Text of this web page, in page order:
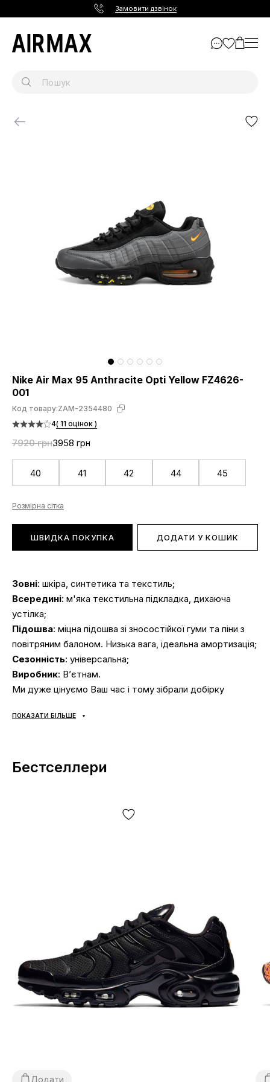
Замовити дзвінок
Nike Air Max 95 Anthracite Opti Yellow FZ4626-
001
Код товару:ZAM-2354480
4( 11 оцінок )
7920 грн3958 грн
40 41 42 44 45
Розмірна сітка
ШВИДКА ПОКУПКА ДОДАТИ У КОШИК
Зовні: шкіра, синтетика та текстиль;
Всередині: м'яка текстильна підкладка, дихаюча
устілка;
Підошва: міцна підошва зі зносостійкої гуми та піни з
повітряним балоном. Низька вага, ідеальна амортизація;
Сезонність: універсальна;
Виробник: В’єтнам.
Ми дуже цінуємо Ваш час і тому зібрали добірку
Кросівки аїр макс доставляються
Самовивозу немає! Оплата
відбувається після примірки взуття
(див. умови на стор. «Оплата»).
Розмірна сітка?
У нас великий асортимент взуття і для простоти
використання на сайті представлена ​​узагальнена
ПОКАЗАТИ БІЛЬШЕ
Бестселлери
Додати